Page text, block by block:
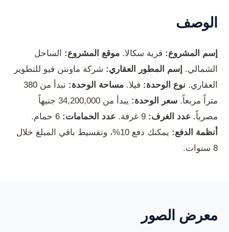
الوصف
إسم المشروع: قرية سكالا.موقع المشروع:
الساحل
الشمالي. إسم المطور العقاري: شركة ماونتن فيو للتطوير
العقاري. نوع الوحدة: فيلا.مساحة الوحدة:
تبدأ من 380
متراً مربعاً.سعر الوحدة:
يبدأ من 34,200,000 جنيهاً
مصرياً.عدد الغرف: 9 غرفة. عدد الحمامات: 6 حمام.
أنظمة الدفع:
يمكنك دفع 10%، وتقسيط باقي المبلغ خلال
8 سنوات.
معرض الصور